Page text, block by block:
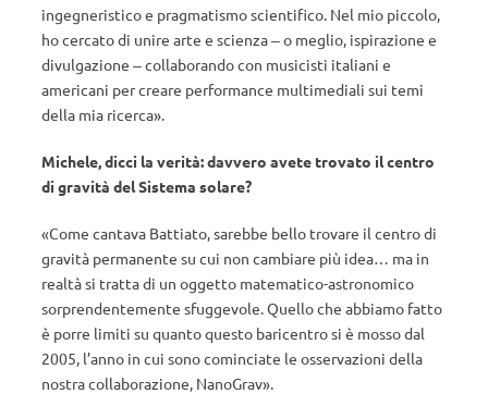
ingegneristico e pragmatismo scientifico. Nel mio piccolo,
ho cercato di unire arte e scienza ‒ o meglio, ispirazione e
divulgazione ‒ collaborando con musicisti italiani e
americani per creare performance multimediali sui temi
della mia ricerca».
Michele, dicci la verità: davvero avete trovato il centro
di gravità del Sistema solare?
«Come cantava Battiato, sarebbe bello trovare il centro di
gravità permanente su cui non cambiare più idea… ma in
realtà si tratta di un oggetto matematico-astronomico
sorprendentemente sfuggevole. Quello che abbiamo fatto
è porre limiti su quanto questo baricentro si è mosso dal
2005, l’anno in cui sono cominciate le osservazioni della
nostra collaborazione, NanoGrav».